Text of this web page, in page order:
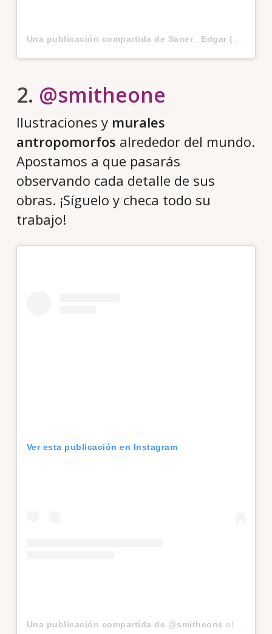
2. @smitheone
Ilustraciones y murales
antropomorfos alrededor del mundo.
Apostamos a que pasarás
observando cada detalle de sus
obras. ¡Síguelo y checa todo su
trabajo!
Ver esta publicación en Instagram
Una publicación compartida de @smitheone el